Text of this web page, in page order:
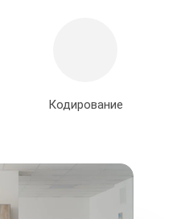
Кодирование